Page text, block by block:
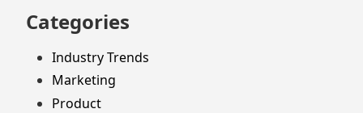
Categories
Industry Trends
Marketing
Product